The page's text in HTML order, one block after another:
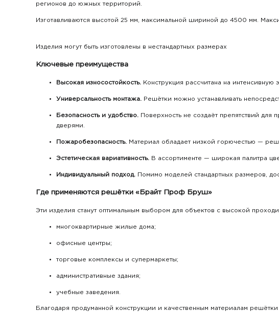
регионов до южных территорий.
Изготавливаются высотой 25 мм, максимальной шириной до 4500 мм.
Изделия могут быть изготовлены в нестандартных размерах
Ключевые преимущества
Высокая износостойкость. Конструкция рассчитана на
Универсальность монтажа. Решётки можно устанавливать
Безопасность и удобство. Поверхность не создаёт препятствий
дверями.
Пожаробезопасность. Материал обладает низкой горючестью —
Эстетическая вариативность. В ассортименте — широкая палитра
Индивидуальный подход. Помимо моделей стандартных размеров,
Где применяются решётки «Брайт Проф Бруш»
Эти изделия станут оптимальным выбором для объектов с высокой
многоквартирные жилые дома;
офисные центры;
торговые комплексы и супермаркеты;
административные здания;
учебные заведения.
Благодаря продуманной конструкции и качественным материалам